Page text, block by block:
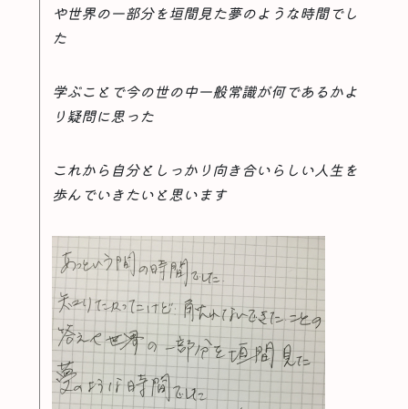
や世界の一部分を垣間見た夢のような時間でし
た
学ぶことで今の世の中一般常識が何であるかよ
り疑問に思った
これから自分としっかり向き合いらしい人生を
歩んでいきたいと思います